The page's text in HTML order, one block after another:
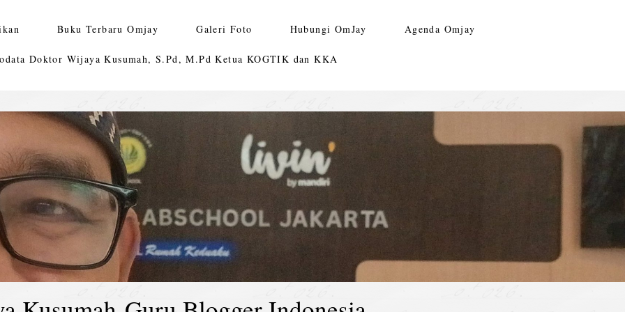
Buku Terbaru Omjay Galeri Foto Hubungi OmJay Agenda Omjay
Doktor Wijaya Kusumah, S.Pd, M.Pd Ketua KOGTIK dan KKA